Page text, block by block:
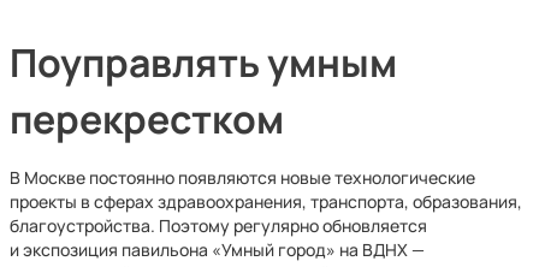
Поуправлять умным
перекрестком
В Москве постоянно появляются новые технологические
проекты в сферах здравоохранения, транспорта, образования,
благоустройства. Поэтому регулярно обновляется
и экспозиция павильона «Умный город» на ВДНХ —